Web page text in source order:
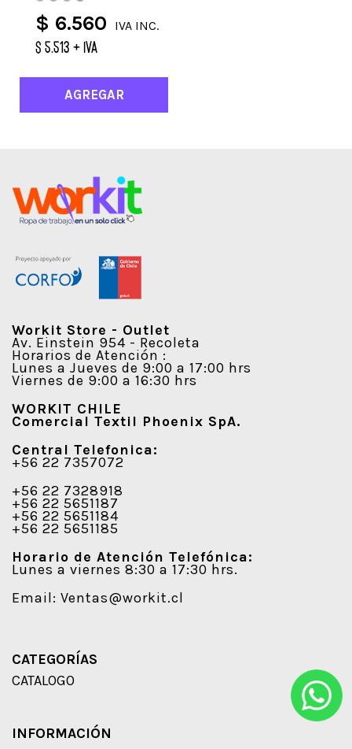
$ 6.560 IVA INC.
$ 5.513 + IVA
AGREGAR
Workit Store - Outlet
Av. Einstein 954 - Recoleta
Horarios de Atención :
Lunes a Jueves de 9:00 a 17:00 hrs
Viernes de 9:00 a 16:30 hrs
WORKIT CHILE
Comercial Textil Phoenix SpA.
Central Telefonica:
+56 22 7357072
+56 22 7328918
+56 22 5651187
+56 22 5651184
+56 22 5651185
Horario de Atención Telefónica:
Lunes a viernes 8:30 a 17:30 hrs.
Email: Ventas@workit.cl
CATEGORÍAS
CATALOGO
INFORMACIÓN